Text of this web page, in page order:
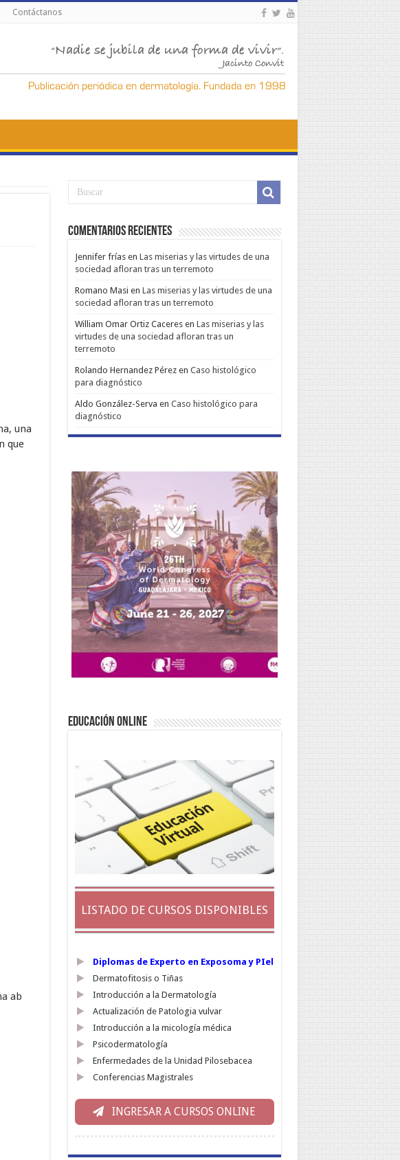
Contáctanos
una
que
ab
Comentarios Recientes
Jennifer fríasen Las miserias y las virtudes de una
sociedad afloran tras un terremoto
Romano Masi en Las miserias y las virtudes de una
sociedad afloran tras un terremoto
William Omar Ortiz Caceresen Las miserias y las
virtudes de una sociedad afloran tras un
terremoto
Rolando Hernandez Pérezen Caso histológico
para diagnóstico
Aldo González-Serva en Caso histológico para
diagnóstico
EDUCACIÓN ONLINE
LISTADO DE CURSOS DISPONIBLES
Diplomas de Experto en Exposoma y PIel
Dermatofitosis o Tiñas
Introducción a la Dermatología
Actualización de Patologia vulvar
Introducción a la micología médica
Psicodermatología
Enfermedades de la Unidad Pilosebacea
Conferencias Magistrales
INGRESAR A CURSOS ONLINE